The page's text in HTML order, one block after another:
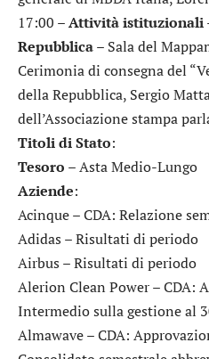
17:00 –Attività istituzionali
Repubblica– Sala del
Cerimonia di consegna del
della Repubblica, Sergio
dell’Associazione stampa
Titoli di Stato:
Tesoro – Asta Medio-Lungo
Aziende:
Acinque– CDA: Relazione
Adidas – Risultati di periodo
Airbus – Risultati di periodo
Alerion Clean Power– CDA:
Intermedio sulla gestione al
Almawave– CDA: